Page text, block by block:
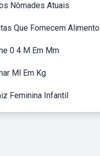
Nômades Atuais
Que Fornecem Alimento
0 4 M Em Mm
Ml Em Kg
Feminina Infantil